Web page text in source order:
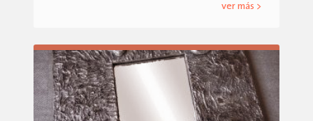
ver más >